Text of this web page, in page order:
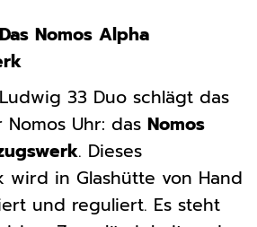
Nomos Alpha
33 Duo schlägt das
Uhr: das Nomos
. Dieses
wird in Glashütte von Hand
und reguliert. Es steht